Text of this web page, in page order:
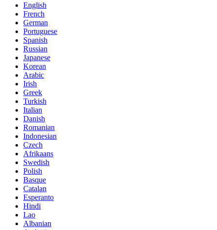
English
French
German
Portuguese
Spanish
Russian
Japanese
Korean
Arabic
Irish
Greek
Turkish
Italian
Danish
Romanian
Indonesian
Czech
Afrikaans
Swedish
Polish
Basque
Catalan
Esperanto
Hindi
Lao
Albanian